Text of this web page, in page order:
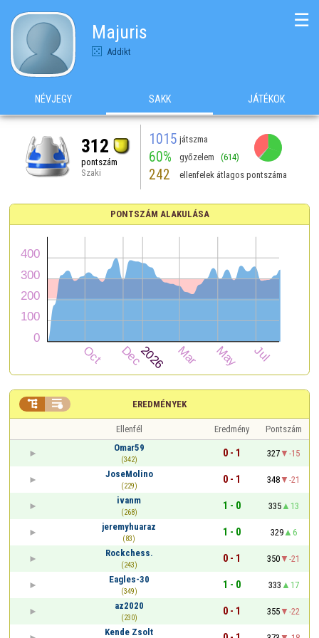
Majuris
Addikt
☰
NÉVJEGY SAKK JÁTÉKOK
312
pontszám
Szaki
1015 játszma
60% győzelem (614)
242 ellenfelek átlagos pontszáma
PONTSZÁM ALAKULÁSA
EREDMÉNYEK
 
Ellenfél Eredmény
Pontszám
Omar59
(342)
0 - 1 327
-15
JoseMolino
(229)
0 - 1 348
-21
ivanm
(268)
1 - 0 335
13
jeremyhuaraz
(83)
1 - 0 329
6
Rockchess.
(243)
0 - 1 350
-21
Eagles-30
(349)
1 - 0 333
17
az2020
(230)
0 - 1 355
-22
Kende Zsolt